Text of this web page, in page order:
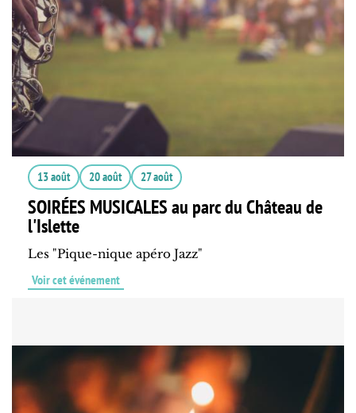
13 août 20 août 27 août
SOIRÉES MUSICALES au parc du Château de
l'Islette
Les "Pique-nique apéro Jazz"
Voir cet événement